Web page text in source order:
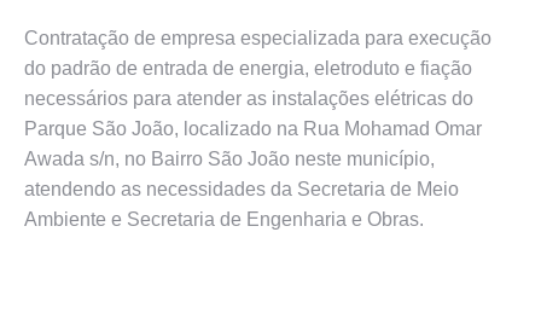
Contratação de empresa especializada para execução
do padrão de entrada de energia, eletroduto e fiação
necessários para atender as instalações elétricas do
Parque São João, localizado na Rua Mohamad Omar
Awada s/n, no Bairro São João neste município,
atendendo as necessidades da Secretaria de Meio
Ambiente e Secretaria de Engenharia e Obras.